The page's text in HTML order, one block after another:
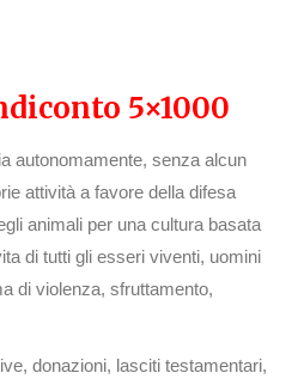
5×1000
autonomamente, senza alcun
attività a favore della difesa
animali per una cultura basata
di tutti gli esseri viventi, uomini
di violenza, sfruttamento,
donazioni, lasciti testamentari,